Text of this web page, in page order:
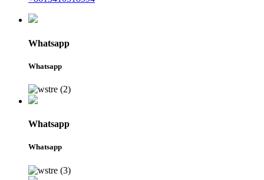
Whatsapp
Whatsapp
Whatsapp
Whatsapp